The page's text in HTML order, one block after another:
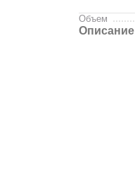
Объем
Описание